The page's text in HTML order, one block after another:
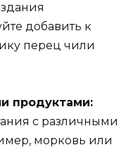
добавить к
перец чили
продуктами:
с различными
морковь или